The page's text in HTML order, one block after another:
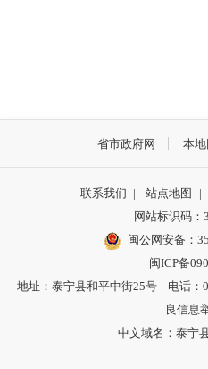
省市政府网 本
联系我们 | 站点地图 |
网站标识码：
闽公网安备：
闽ICP备
地址：泰宁县和平中街25号 电话：
良信息
中文域名：泰宁